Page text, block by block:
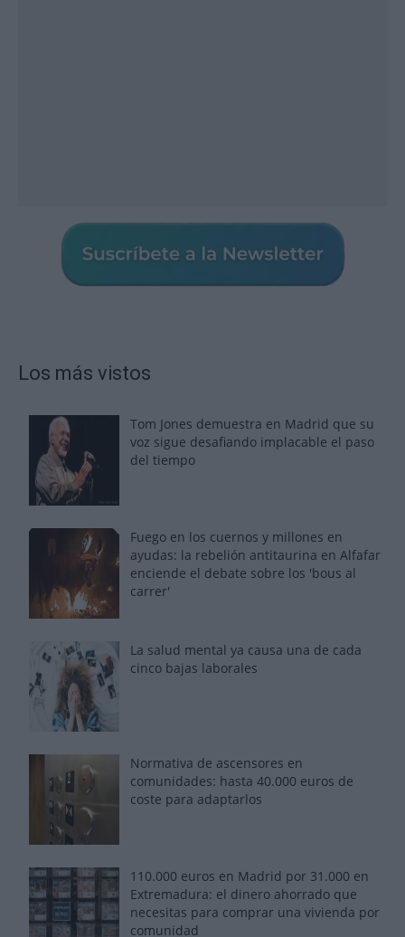
Los más vistos
Tom Jones demuestra en Madrid que su
voz sigue desafiando implacable el paso
del tiempo
Fuego en los cuernos y millones en
ayudas: la rebelión antitaurina en Alfafar
enciende el debate sobre los 'bous al
carrer'
La salud mental ya causa una de cada
cinco bajas laborales
Normativa de ascensores en
comunidades: hasta 40.000 euros de
coste para adaptarlos
110.000 euros en Madrid por 31.000 en
Extremadura: el dinero ahorrado que
necesitas para comprar una vivienda por
comunidad